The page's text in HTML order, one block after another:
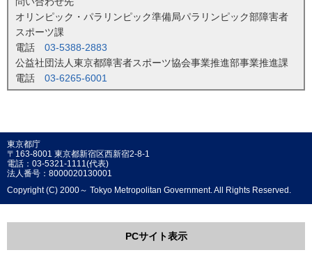
オリンピック・パラリンピック準備局パラリンピック部障害者
スポーツ課
電話 03-5388-2883
公益社団法人東京都障害者スポーツ協会事業推進部事業推進課
電話 03-6265-6001
東京都庁
〒163-8001 東京都新宿区西新宿2-8-1
電話：03-5321-1111(代表)
法人番号：8000020130001
Copyright (C) 2000～ Tokyo Metropolitan Government. All Rights Reserved.
PCサイト表示